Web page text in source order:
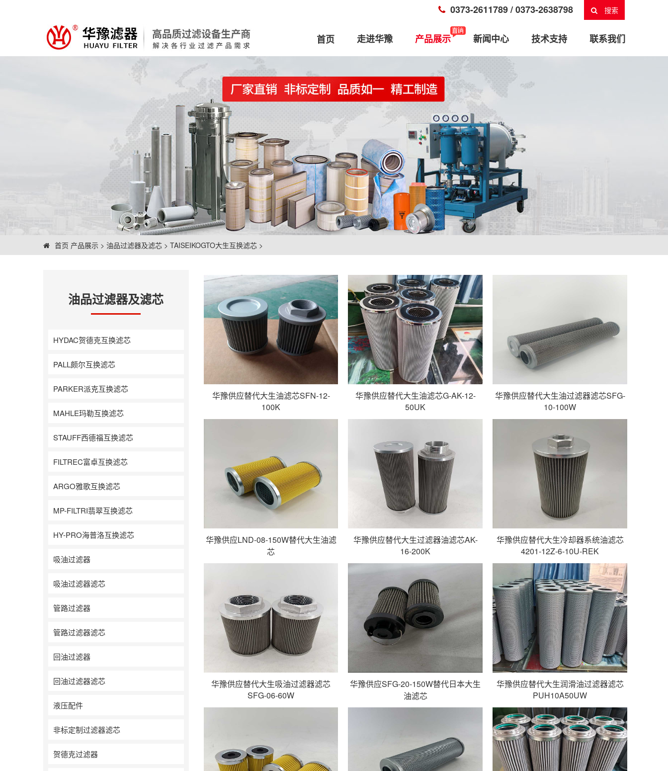
0373-2611789 / 0373-2638798 搜索
首页 走进华豫 产品展示 新闻中心 技术支持 联系我们
首页 产品展示 > 油品过滤器及滤芯 > TAISEIKOGTO大生互换滤芯 >
油品过滤器及滤芯
HYDAC贺德克互换滤芯
PALL颇尔互换滤芯
PARKER派克互换滤芯
MAHLE玛勒互换滤芯
STAUFF西德福互换滤芯
FILTREC富卓互换滤芯
ARGO雅歌互换滤芯
MP-FILTRI翡翠互换滤芯
HY-PRO海普洛互换滤芯
吸油过滤器
吸油过滤器滤芯
管路过滤器
管路过滤器滤芯
回油过滤器
回油过滤器滤芯
液压配件
非标定制过滤器滤芯
贺德克过滤器
华豫供应替代大生油滤芯SFN-12-
100K
华豫供应替代大生油滤芯G-AK-12-
50UK
华豫供应替代大生油过滤器滤芯SFG-
10-100W
华豫供应LND-08-150W替代大生油滤
芯
华豫供应替代大生过滤器油滤芯AK-
16-200K
华豫供应替代大生冷却器系统油滤芯
4201-12Z-6-10U-REK
华豫供应替代大生吸油过滤器滤芯
SFG-06-60W
华豫供应SFG-20-150W替代日本大生
油滤芯
华豫供应替代大生润滑油过滤器滤芯
PUH10A50UW